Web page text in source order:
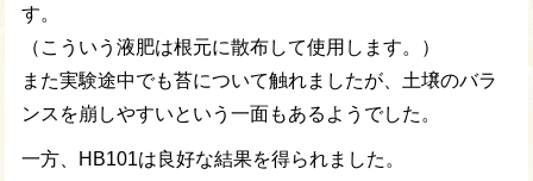
す。
（こういう液肥は根元に散布して使用します。）
また実験途中でも苔について触れましたが、土壌のバラ
ンスを崩しやすいという一面もあるようでした。
一方、HB101は良好な結果を得られました。